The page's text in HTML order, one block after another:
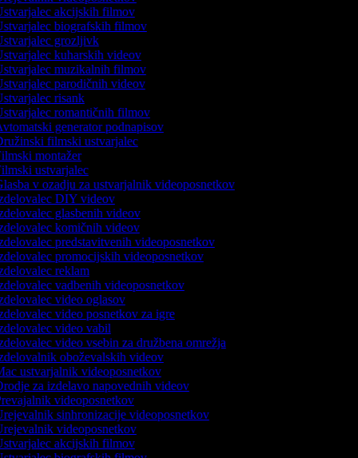
akcijskih filmov
biografskih filmov
grozljivk
kuharskih videov
muzikalnih filmov
parodičnih videov
risank
romantičnih filmov
generator podnapisov
filmski ustvarjalec
montažer
ustvarjalec
v ozadju za ustvarjalnik videoposnetkov
DIY videov
glasbenih videov
komičnih videov
predstavitvenih videoposnetkov
promocijskih videoposnetkov
reklam
vadbenih videoposnetkov
video oglasov
video posnetkov za igre
video vabil
video vsebin za družbena omrežja
oboževalskih videov
ustvarjalnik videoposnetkov
za izdelavo napovednih videov
videoposnetkov
sinhronizacije videoposnetkov
videoposnetkov
akcijskih filmov